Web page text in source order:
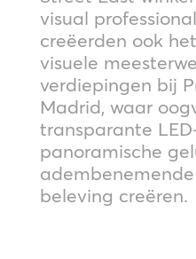
visual
creëerden ook
visuele
verdiepingen bij
Madrid, waar
transparante
panoramische
beleving creëren.